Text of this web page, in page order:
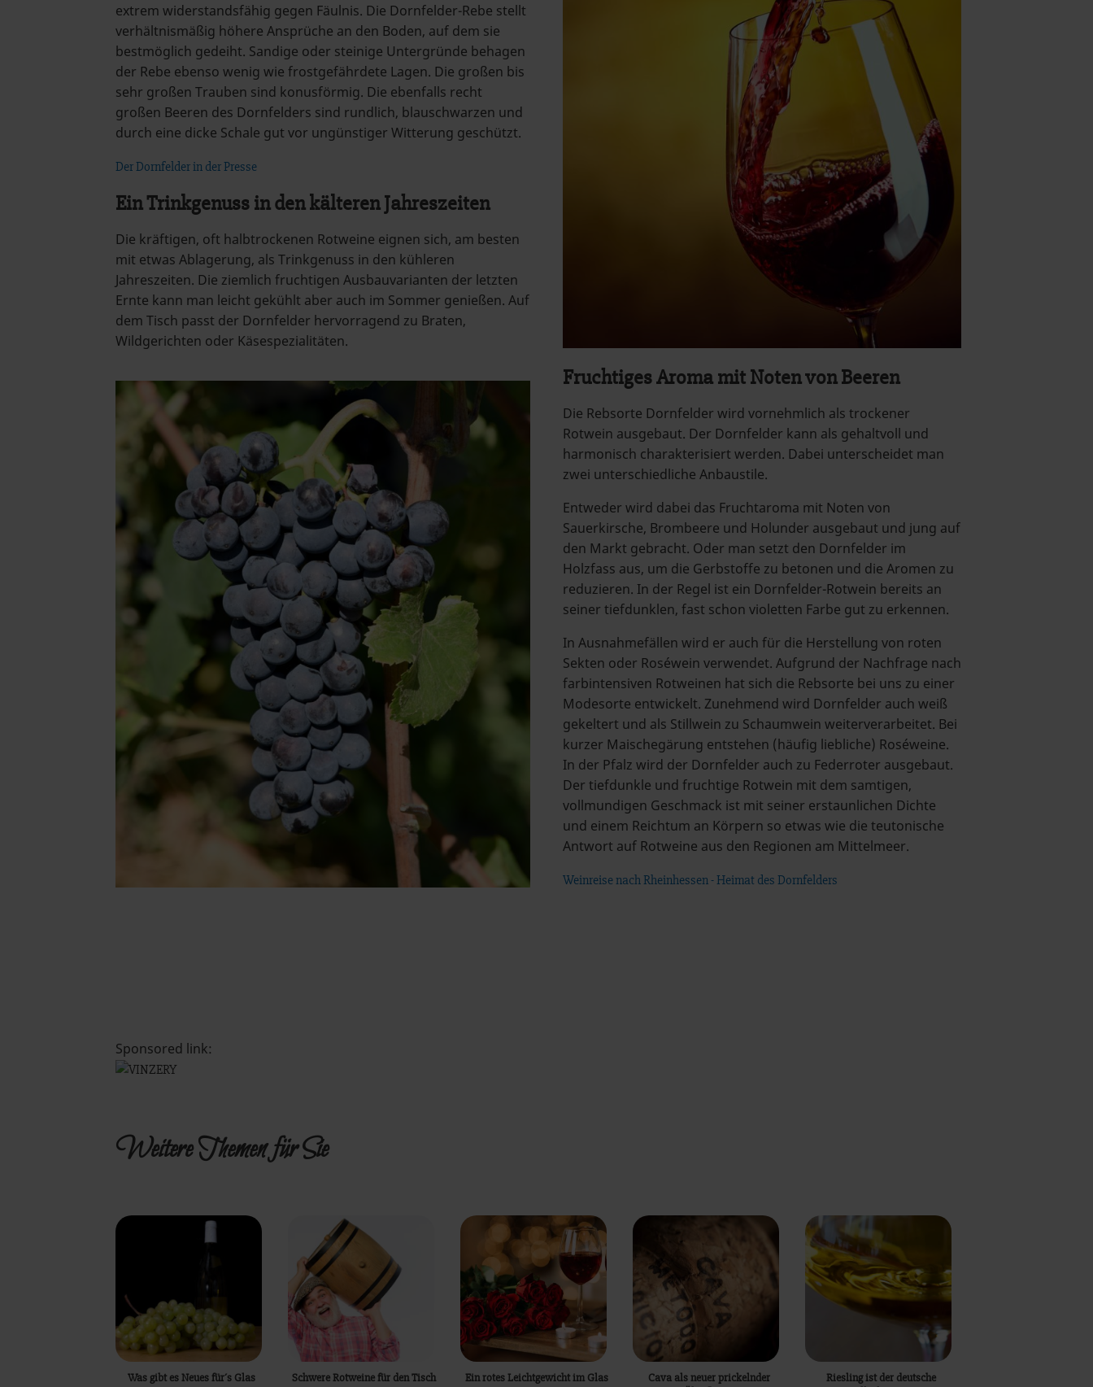
extrem widerstandsfähig gegen Fäulnis. Die Dornfelder-Rebe stellt
verhältnismäßig höhere Ansprüche an den Boden, auf dem sie
bestmöglich gedeiht. Sandige oder steinige Untergründe behagen
der Rebe ebenso wenig wie frostgefährdete Lagen. Die großen bis
sehr großen Trauben sind konusförmig. Die ebenfalls recht
großen Beeren des Dornfelders sind rundlich, blauschwarzen und
durch eine dicke Schale gut vor ungünstiger Witterung geschützt.
Der Dornfelder in der Presse
Ein Trinkgenuss in den kälteren Jahreszeiten
Die kräftigen, oft halbtrockenen Rotweine eignen sich, am besten
mit etwas Ablagerung, als Trinkgenuss in den kühleren
Jahreszeiten. Die ziemlich fruchtigen Ausbauvarianten der letzten
Ernte kann man leicht gekühlt aber auch im Sommer genießen. Auf
dem Tisch passt der Dornfelder hervorragend zu Braten,
Wildgerichten oder Käsespezialitäten.
Fruchtiges Aroma mit Noten von Beeren
Die Rebsorte Dornfelder wird vornehmlich als trockener
Rotwein ausgebaut. Der Dornfelder kann als gehaltvoll und
harmonisch charakterisiert werden. Dabei unterscheidet man
zwei unterschiedliche Anbaustile.
Entweder wird dabei das Fruchtaroma mit Noten von
Sauerkirsche, Brombeere und Holunder ausgebaut und jung auf
den Markt gebracht. Oder man setzt den Dornfelder im
Holzfass aus, um die Gerbstoffe zu betonen und die Aromen zu
reduzieren. In der Regel ist ein Dornfelder-Rotwein bereits an
seiner tiefdunklen, fast schon violetten Farbe gut zu erkennen.
In Ausnahmefällen wird er auch für die Herstellung von roten
Sekten oder Roséwein verwendet. Aufgrund der Nachfrage nach
farbintensiven Rotweinen hat sich die Rebsorte bei uns zu einer
Modesorte entwickelt. Zunehmend wird Dornfelder auch weiß
gekeltert und als Stillwein zu Schaumwein weiterverarbeitet. Bei
kurzer Maischegärung entstehen (häufig liebliche) Roséweine.
In der Pfalz wird der Dornfelder auch zu Federroter ausgebaut.
Der tiefdunkle und fruchtige Rotwein mit dem samtigen,
vollmundigen Geschmack ist mit seiner erstaunlichen Dichte
und einem Reichtum an Körpern so etwas wie die teutonische
Antwort auf Rotweine aus den Regionen am Mittelmeer.
Weinreise nach Rheinhessen - Heimat des Dornfelders
Sponsored link:
Weitere Themen für Sie
Was gibt es Neues für´s Glas Schwere Rotweine für den Tisch Ein rotes Leichtgewicht im Glas
Cava als neuer prickelnder
Riesling ist der deutsche